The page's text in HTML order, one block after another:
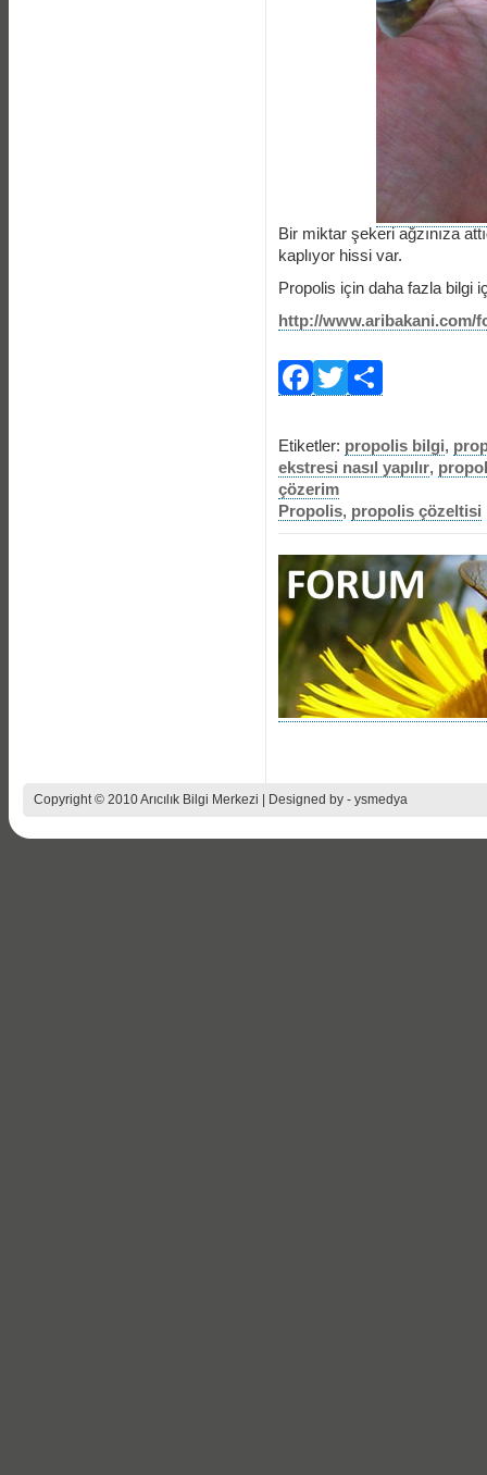
Bir miktar şekeri ağzınıza
kaplıyor hissi var.
Propolis için daha fazla bilgi
http://www.aribakani.com/
Facebook
Twitter
Etiketler: propolis bilgi,
ekstresi nasıl yapılır,
çözerim
Propolis, propolis çözeltisi
Copyright © 2010 Arıcılık Bilgi Merkezi | Designed by - ysmedya